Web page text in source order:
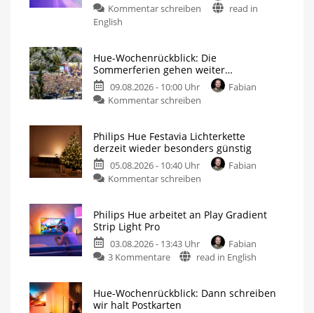
Kommentar schreiben
read in
English
Hue-Wochenrückblick: Die
Sommerferien gehen weiter…
09.08.2026 - 10:00 Uhr
Fabian
Kommentar schreiben
Philips Hue Festavia Lichterkette
derzeit wieder besonders günstig
05.08.2026 - 10:40 Uhr
Fabian
Kommentar schreiben
Philips Hue arbeitet an Play Gradient
Strip Light Pro
03.08.2026 - 13:43 Uhr
Fabian
3 Kommentare
read in English
Hue-Wochenrückblick: Dann schreiben
wir halt Postkarten